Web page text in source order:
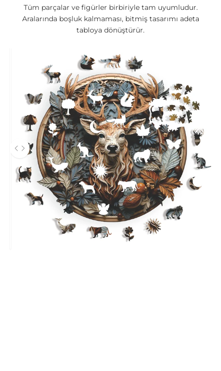
Tüm parçalar ve figürler birbiriyle tam uyumludur.
Aralarında boşluk kalmaması, bitmiş tasarımı adeta
tabloya dönüştürür.
Önce ve sonra fotoğrafları arasında gezinmek için sol ve sağ